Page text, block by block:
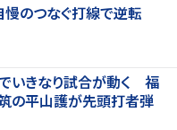
慢のつなぐ打線で逆転
いきなり試合が動く 福
の平山護が先頭打者弾